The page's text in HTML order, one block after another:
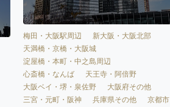
梅田・大阪駅周辺
新大阪・大阪北部
天満橋・京橋・大阪城
淀屋橋・本町・中之島周辺
心斎橋・なんば
天王寺・阿倍野
大阪ベイ・堺・泉佐野
大阪府その他
三宮・元町・阪神
兵庫県その他
京都市